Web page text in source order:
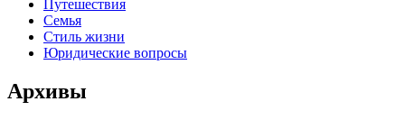
Путешествия
Семья
Стиль жизни
Юридические вопросы
Архивы